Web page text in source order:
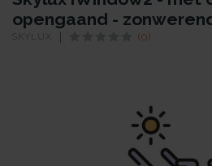
opengaand -
SKYLUX (0)